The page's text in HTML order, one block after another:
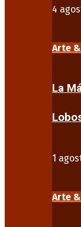
4
Arte
La
1
Arte